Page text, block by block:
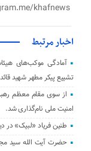
khafnews/
اخبار مرتبط
آمادگی موکب‌های
تشییع پیکر مطهر شهید
امنیت ملی نام‌گذاری شد.
طنین فریاد «لبیک» در
حضرت آیت الله سید